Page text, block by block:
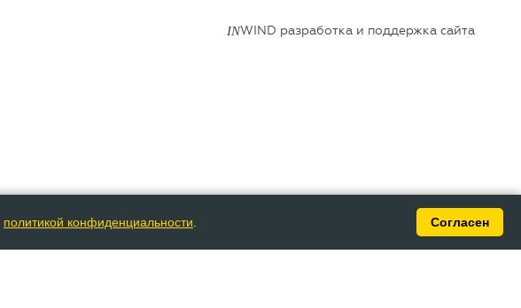
INWIND разработка и поддержка сайта
политикой конфиденциальности Согласен